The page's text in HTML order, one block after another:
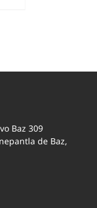
Baz 309
de Baz,